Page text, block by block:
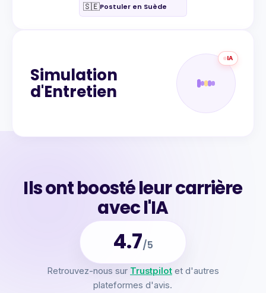
🇸🇪Postuler en Suède
Simulation
d'Entretien
IA
Ils ont boosté leur carrière
avec l'IA
4.7/5
Retrouvez-nous sur Trustpilotet d'autres
plateformes d'avis.